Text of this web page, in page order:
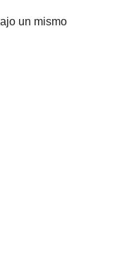
un mismo